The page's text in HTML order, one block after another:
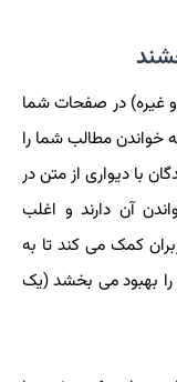
استفاده از هدرهای متعدد (تگ H1، H2، H3 و غیره) در صفحات شما
خواندن مطالب شما را
با دیواری از متن در
آن دارند و اغلب
کمک می کند تا به
را بهبود می بخشد (یک